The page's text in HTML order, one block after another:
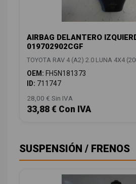
AIRBAG DELANTERO
019702902CGF
TOYOTA RAV 4 (A2) 2.0 LUNA 4X4
OEM: FH5N181373
ID: 711747
28,00 € Sin IVA
33,88 € Con IVA
SUSPENSIÓN / FRENOS